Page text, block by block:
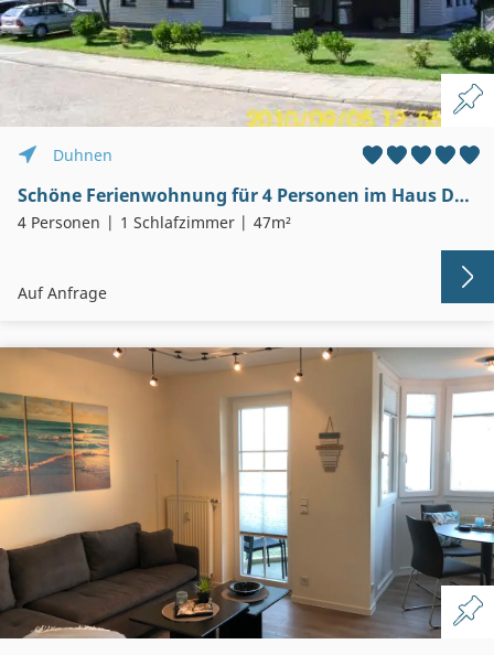
Duhnen
Schöne Ferienwohnung für 4 Personen im Haus Dallacker – Duhnen
4 Personen 1 Schlafzimmer 47m²
Auf Anfrage